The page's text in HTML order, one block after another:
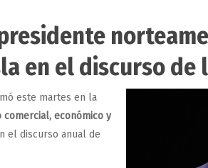
en el discurso de
este martes en la
comercial, económico y
el discurso anual de